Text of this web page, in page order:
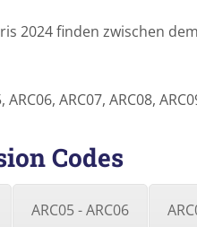
2024 finden zwischen
ARC07, ARC08,
Codes
ARC05 - ARC06